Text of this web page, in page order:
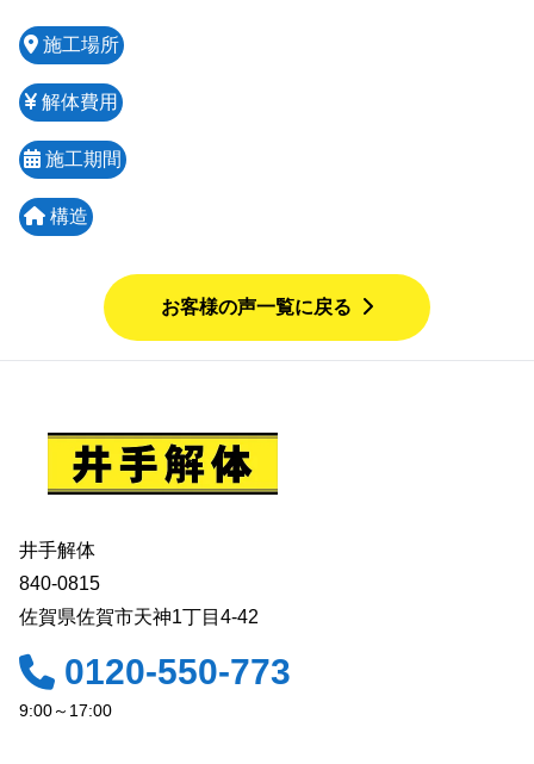
施工場所
解体費用
施工期間
構造
お客様の声一覧に戻る
井手解体
840-0815
佐賀県佐賀市天神1丁目4-42
0120-550-773
9:00～17:00